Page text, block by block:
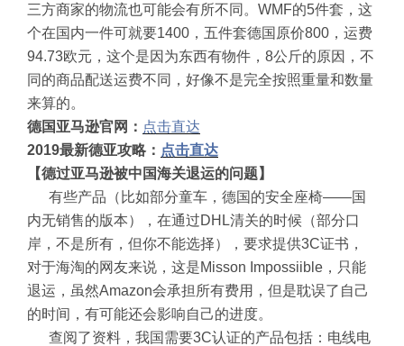
三方商家的物流也可能会有所不同。WMF的5件套，这
个在国内一件可就要1400，五件套德国原价800，运费
94.73欧元，这个是因为东西有物件，8公斤的原因，不
同的商品配送运费不同，好像不是完全按照重量和数量
来算的。
德国亚马逊官网： 点击直达
2019最新德亚攻略： 点击直达
【德过亚马逊被中国海关退运的问题】
有些产品（比如部分童车，德国的安全座椅——国
内无销售的版本），在通过DHL清关的时候（部分口
岸，不是所有，但你不能选择），要求提供3C证书，
对于海淘的网友来说，这是Misson Impossiible，只能
退运，虽然Amazon会承担所有费用，但是耽误了自己
的时间，有可能还会影响自己的进度。
查阅了资料，我国需要3C认证的产品包括：电线电